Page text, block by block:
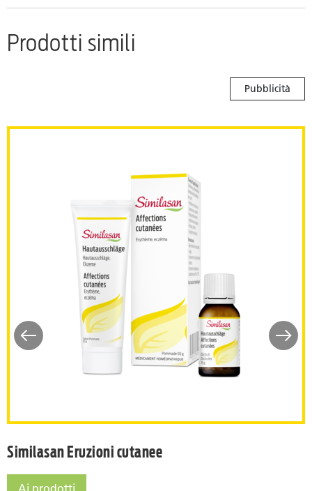
Prodotti simili
Pubblicità
scottature Similasan Eruzioni cutanee
Similasan Eruzioni cutanee